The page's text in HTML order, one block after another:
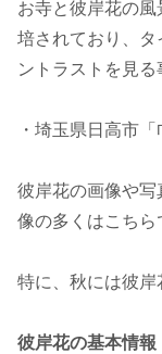
お寺と彼岸花の
培されており、タ
ントラストを見る
・埼玉県日高市「
彼岸花の画像や
像の多くはこちら
特に、秋には彼岸
彼岸花の基本情報